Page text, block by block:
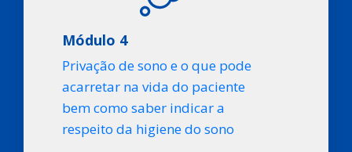
Módulo 4
Privação de sono e o que pode
acarretar na vida do paciente
bem como saber indicar a
respeito da higiene do sono